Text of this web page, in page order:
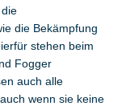
die Bekämpfung
stehen beim
Fogger
auch alle
wenn sie keine